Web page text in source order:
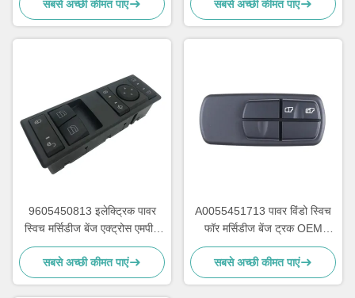
सबसे अच्छी कीमत पाएं
सबसे अच्छी कीमत पाएं
9605450813 इलेक्ट्रिक पावर
स्विच मर्सिडीज बेंज एक्ट्रोस एमपी4
OEM A9605450813 के लिए
सबसे अच्छी कीमत पाएं
A0055451713 पावर विंडो स्विच
फॉर मर्सिडीज बेंज ट्रक OEM
A0035450113 A0025450113
सबसे अच्छी कीमत पाएं